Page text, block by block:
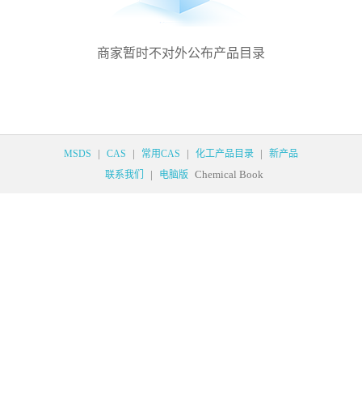
商家暂时不对外公布产品目录
MSDS | CAS | 常用CAS | 化工产品目录 |
新产品
联系我们
| 电脑版 Chemical Book